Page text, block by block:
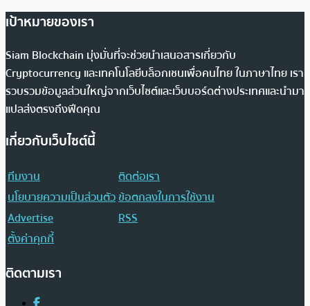
เป้าหมายของเรา
Siam Blockchain มุ่งมั่นที่จะช่วยนำเสนอสารเกี่ยวกับ
Cryptocurrency และเทคโนโลยีบล็อกเชนเพื่อคนไทย ในภาษาไทย เรา
รวบรวมข้อมูลส่วนใหญ่จากเว็บไซต์และเว็บบอร์ดต่างประเทศและนำมา
แปลส่งตรงถึงฟีดคุณ
เกี่ยวกับเว็บไซต์นี้
ทีมงาน
ติดต่อเรา
นโยบายความเป็นส่วนตัวข้อตกลงในการใช้งาน
Advertise
RSS
ตั้งค่าคุกกี้
ติดตามเรา